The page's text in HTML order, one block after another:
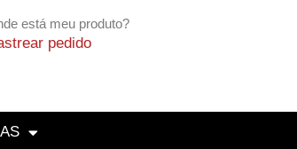
está meu produto?
pedido